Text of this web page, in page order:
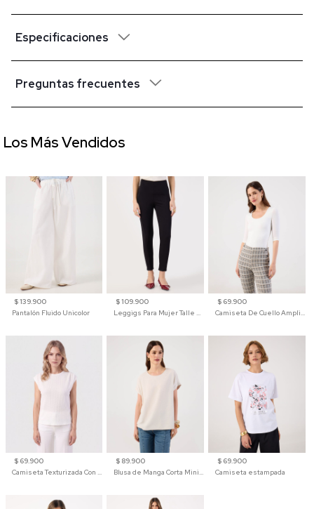
Especificaciones
Preguntas frecuentes
$ 139.900
Pantalón Fluido Unicolor
$ 109.900
Leggigs Para Mujer Talle Alto Liso
$ 69.900
Camiseta De Cuello Amplio Y Manga 3/4 Para Mujer
$ 69.900
Camiseta Texturizada Con Hombro Caído Para Mujer
$ 89.900
Blusa de Manga Corta Minimalista para Mujer
$ 69.900
Camiseta estampada
Los Más Vendidos